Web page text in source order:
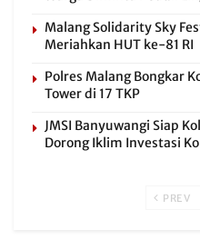
Malang Solidarity Sky
Meriahkan HUT ke-81 RI
Polres Malang Bongkar
Tower di 17 TKP
JMSI Banyuwangi Siap
Dorong Iklim Investasi
PREV